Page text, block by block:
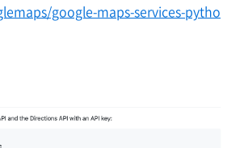
google-maps-services-pytho